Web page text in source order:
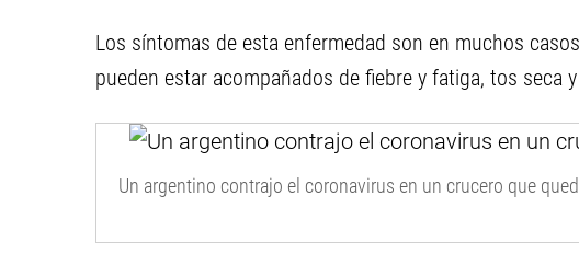
Los síntomas de esta enfermedad son en muchos
pueden estar acompañados de fiebre y fatiga, tos seca
Un argentino contrajo el coronavirus en un crucero que